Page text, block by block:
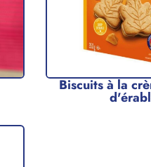
Biscuits à la